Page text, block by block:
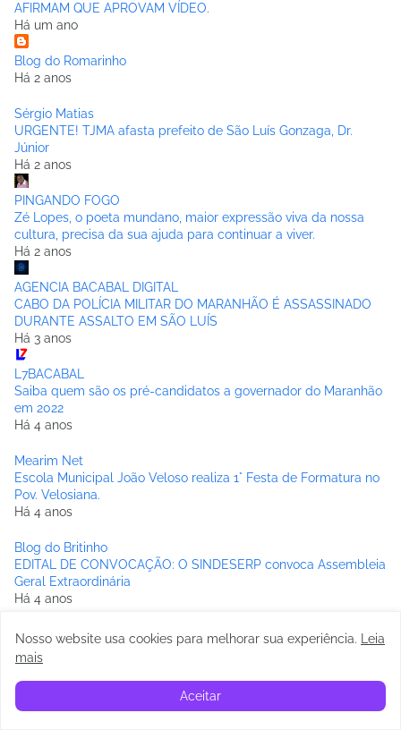
AFIRMAM QUE APROVAM VÍDEO.
Há um ano
Blog do Romarinho
Há 2 anos
Sérgio Matias
URGENTE! TJMA afasta prefeito de São Luís Gonzaga, Dr.
Júnior
Há 2 anos
PINGANDO FOGO
Zé Lopes, o poeta mundano, maior expressão viva da nossa
cultura, precisa da sua ajuda para continuar a viver.
Há 2 anos
AGENCIA BACABAL DIGITAL
CABO DA POLÍCIA MILITAR DO MARANHÃO É ASSASSINADO
DURANTE ASSALTO EM SÃO LUÍS
Há 3 anos
L7BACABAL
Saiba quem são os pré-candidatos a governador do Maranhão
em 2022
Há 4 anos
Mearim Net
Escola Municipal João Veloso realiza 1° Festa de Formatura no
Pov. Velosiana.
Há 4 anos
Blog do Britinho
EDITAL DE CONVOCAÇÃO: O SINDESERP convoca Assembleia
Geral Extraordinária
Há 4 anos
Blog do Júnior da Caçamba
Falta de transparência e indícios de direcionamento marcam
licitação de R$ 33,4 milhões de Edvan Brandão em Bacabal
Há 5 anos
Nosso website usa cookies para melhorar sua experiência.
Leia
mais
Aceitar